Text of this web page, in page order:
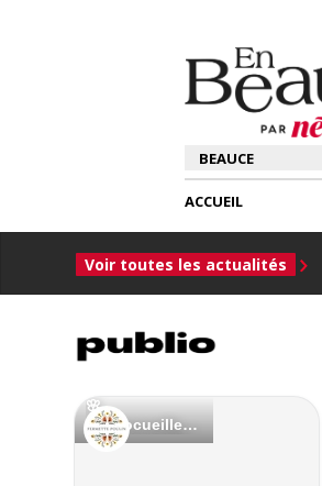
ACCUEIL
Voir toutes les actualités